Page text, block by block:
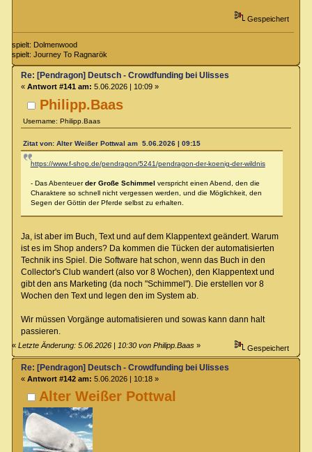
Gespeichert
spielt: Dolmenwood
spielt: Journey To Ragnarök
Philipp.Baas
Username: Philipp.Baas
Re: [Pendragon] Deutsch - Crowdfunding bei Ulisses
« Antwort #141 am: 5.06.2026 | 10:09 »
Zitat von: Alter Weißer Pottwal am 5.06.2026 | 09:15
https://www.f-shop.de/pendragon/5241/pendragon-der-koenig-der-wildnis
- Das Abenteuerder Große Schimmel verspricht einen Abend, den die
Charaktere so schnell nicht vergessen werden, und die Möglichkeit, den
Segen der Göttin der Pferde selbst zu erhalten.
Ja, ist aber im Buch, Text und auf dem Klappentext geändert. Warum
ist es im Shop anders? Da kommen die Tücken der automatisierten
Technik ins Spiel. Die Software hat schon, wenn das Buch in den
Collector's Club wandert (also vor 8 Wochen), den Klappentext und
gibt den ans Marketing (da noch "Schimmel"). Die erstellen vor 8
Wochen den Text und legen den im System ab.
Wir müssen Vorgänge automatisieren und sowas kann dann halt
passieren.
«Letzte Änderung: 5.06.2026 | 10:30 von Philipp.Baas » Gespeichert
Alter Weißer Pottwal
Re: [Pendragon] Deutsch - Crowdfunding bei Ulisses
« Antwort #142 am: 5.06.2026 | 10:18 »